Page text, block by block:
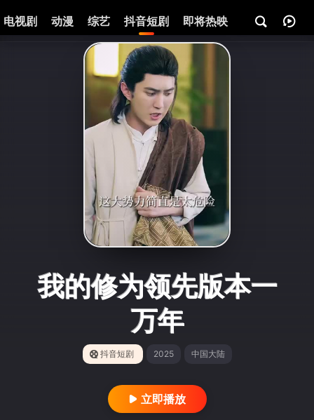
电视剧 动漫 综艺 抖音短剧 即将热映 资讯
我的修为领先版本一
万年
抖音短剧 2025 中国大陆
立即播放